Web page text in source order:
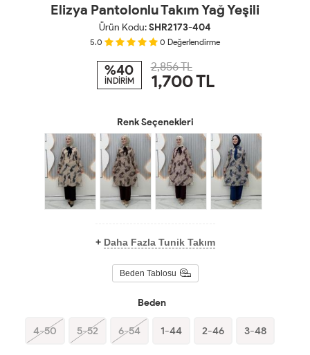
Elizya Pantolonlu Takım Yağ Yeşili
Ürün Kodu:SHR2173-404
5.0 0 Değerlendirme
%40
İNDİRİM
2,856 TL
1,700TL
Renk Seçenekleri
+ Daha Fazla Tunik Takım
Beden Tablosu
Beden
4-50 5-52 6-54 1-44 2-46 3-48